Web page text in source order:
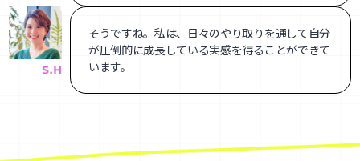
そうですね。私は、日々のやり取りを通して自分
が圧倒的に成長している実感を得ることができて
います。